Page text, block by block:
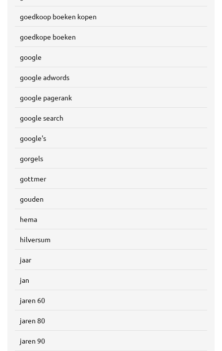
goedkoop boeken kopen
goedkope boeken
google
google adwords
google pagerank
google search
google's
gorgels
gottmer
gouden
hema
hilversum
jaar
jan
jaren 60
jaren 80
jaren 90